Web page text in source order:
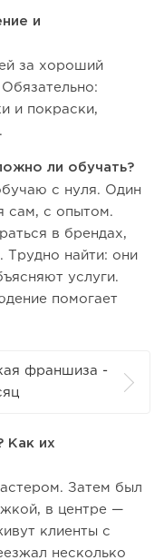
и
за хороший
и покраски,
ли обучать?
с нуля. Один
сам, с опытом.
в брендах,
Трудно найти: они
услуги.
помогает
франшиза -
Как их
Затем был
в центре —
клиенты с
несколько